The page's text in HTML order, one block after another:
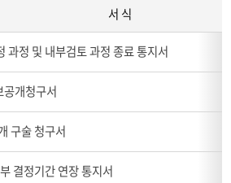
서 식
과정 및 내부검토 과정 종료 통지서
개청구서
구술 청구서
결정기간 연장 통지서